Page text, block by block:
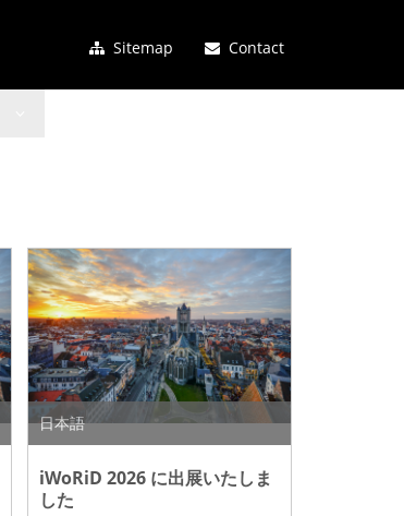
Sitemap Contact
日本語
iWoRiD 2026 に出展いたしま
した